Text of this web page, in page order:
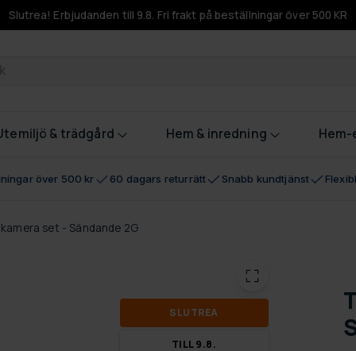
Slutrea! Erbjudanden till 9.8. Fri frakt på beställningar över 500 KR
& trädgård Hem & inredning
över 500 kr 60 dagars returrätt Snabb kundtjänst
set - Sändande 2G
SLUT­REA
TILL 9.8.